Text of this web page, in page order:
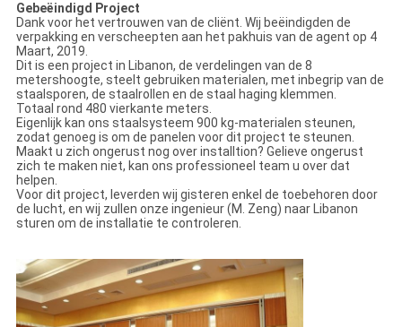
Gebeëindigd Project
Dank voor het vertrouwen van de cliënt. Wij beëindigden de
verpakking en verscheepten aan het pakhuis van de agent op 4
Maart, 2019.
Dit is een project in Libanon, de verdelingen van de 8
metershoogte, steelt gebruiken materialen, met inbegrip van de
staalsporen, de staalrollen en de staal haging klemmen.
Totaal rond 480 vierkante meters.
Eigenlijk kan ons staalsysteem 900 kg-materialen steunen,
zodat genoeg is om de panelen voor dit project te steunen.
Maakt u zich ongerust nog over installtion? Gelieve ongerust
zich te maken niet, kan ons professioneel team u over dat
helpen.
Voor dit project, leverden wij gisteren enkel de toebehoren door
de lucht, en wij zullen onze ingenieur (M. Zeng) naar Libanon
sturen om de installatie te controleren.